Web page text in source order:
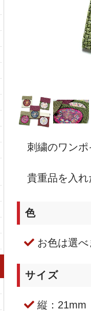
刺繍のワン
貴重品を入れ
色
お色は選べ
サイズ
縦：21mm